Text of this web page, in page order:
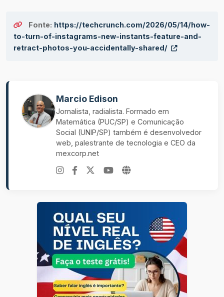
Fonte: https://techcrunch.com/2026/05/14/how-
to-turn-of-instagrams-new-instants-feature-and-
retract-photos-you-accidentally-shared/
Marcio Edison
Jornalista, radialista. Formado em
Matemática (PUC/SP) e Comunicação
Social (UNIP/SP) também é desenvolvedor
web, palestrante de tecnologia e CEO da
mexcorp.net